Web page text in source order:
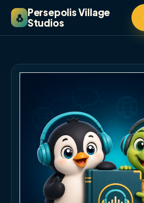
🐧 Persepolis Village
Studios